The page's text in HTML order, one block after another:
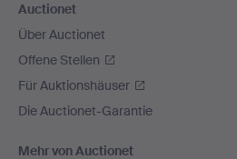
Auctionet
Über Auctionet
Offene Stellen
Für Auktionshäuser
Die Auctionet-Garantie
Mehr von Auctionet